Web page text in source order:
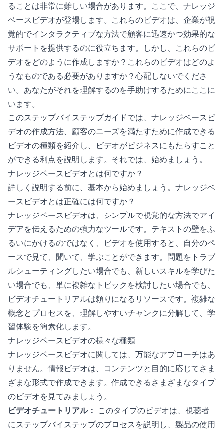
ることは非常に難しい場合があります。ここで、ナレッジ
ベースビデオが登場します。これらのビデオは、企業が視
覚的でインタラクティブな方法で顧客に迅速かつ効果的な
サポートを提供するのに役立ちます。しかし、これらのビ
デオをどのように作成しますか？これらのビデオはどのよ
うなものである必要がありますか？心配しないでくださ
い。あなたがそれを理解するのを手助けするためにここに
います。
このステップバイステップガイドでは、ナレッジベースビ
デオの作成方法、顧客のニーズを満たすために作成できる
ビデオの種類を紹介し、ビデオがビジネスにもたらすこと
ができる利点を説明します。それでは、始めましょう。
ナレッジベースビデオとは何ですか？
詳しく説明する前に、基本から始めましょう。ナレッジベ
ースビデオとは正確には何ですか？
ナレッジベースビデオは、シンプルで視覚的な方法でアイ
デアを伝えるための強力なツールです。テキストの壁をふ
るいにかけるのではなく、ビデオを使用すると、自分のペ
ースで見て、聞いて、学ぶことができます。問題をトラブ
ルシューティングしたい場合でも、新しいスキルを学びた
い場合でも、単に複雑なトピックを検討したい場合でも、
ビデオチュートリアルは頼りになるリソースです。複雑な
概念とプロセスを、理解しやすいチャンクに分解して、学
習体験を簡素化します。
ナレッジベースビデオの様々な種類
ナレッジベースビデオに関しては、万能なアプローチはあ
りません。情報ビデオは、コンテンツと目的に応じてさま
ざまな形式で作成できます。作成できるさまざまなタイプ
のビデオを見てみましょう。
ビデオチュートリアル： このタイプのビデオは、視聴者
にステップバイステップのプロセスを説明し、製品の使用